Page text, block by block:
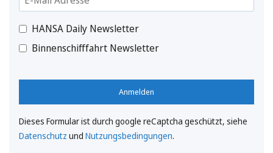
HANSA Daily Newsletter
Binnenschifffahrt Newsletter
Anmelden
Dieses Formular ist durch google reCaptcha geschützt, siehe
Datenschutz und Nutzungsbedingungen.